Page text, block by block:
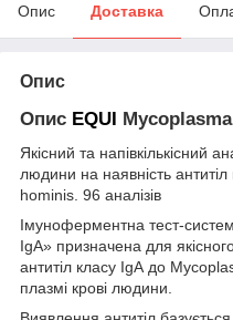
Опис Доставка
Опис
Опис EQUI
Якісний та напівкількісний
людини на наявність
hominis. 96 аналізів
Імуноферментна тест-
IgA» призначена для
антитіл класу IgА до
плазмі крові людини.